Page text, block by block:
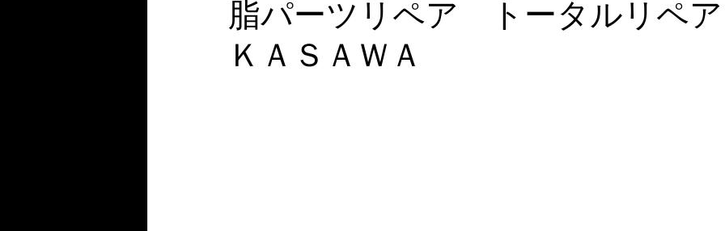
内装コーティング
脂パーツリペア トータルリペ
ＫＡＳＡＷＡ